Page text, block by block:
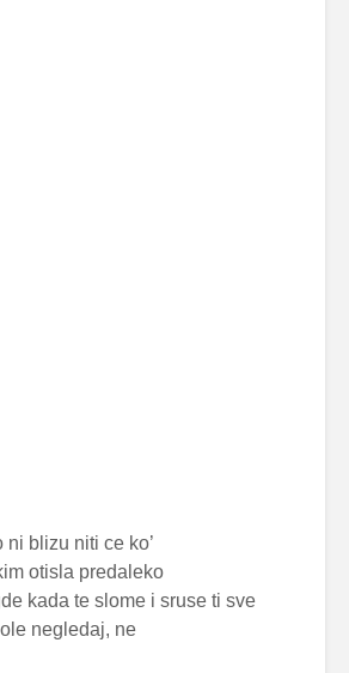
blizu niti ce ko’
otisla predaleko
kada te slome i sruse ti sve
negledaj, ne